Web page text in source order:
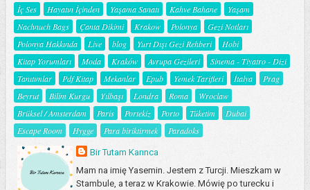
İç Ses Hayatın İçinden Yaşama Sanatı Kahve Bahane
Yaşam
Nachnuch Bags
Çanta Dikimi Krakow Polonya
Gezi Notları
Polonya Hakkında
Live blog Yurt Dışı Gezi Rehberi
Hobi
Kitap Yorumları
Moda Kraków Avrupa Gezileri
Sinema - Tiyatro - Dizi
Tanıtımlar
Pdf Kitap Mekanlar Epub Yemek Tarifleri İtalya
Prag
Beyrut
Bilim Kurgu Yılbaşı Londra Roma
Wroclaw
Brüksel / Amsterdam
Paris Portekiz Porto Tüketim
Dubai
Escape Room
Hygge Para biriktirmek Paradoks
Bir Tutam Karınca
Mam na imię Yasemin. Jestem z Turcji. Mieszkam w
Stambule, a teraz w Krakowie. Mówię po turecku i